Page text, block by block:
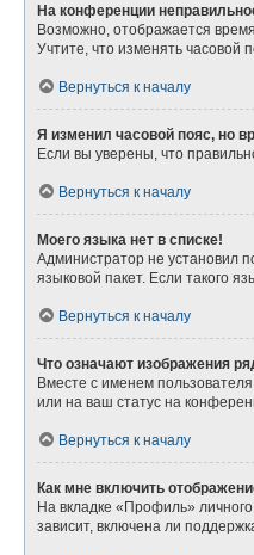
На конференции
Возможно, отображается
Учтите, что изменять часовой
Вернуться к началу
Я изменил часовой пояс, но
Если вы уверены, что
Вернуться к началу
Моего языка нет в списке!
Администратор не установил
языковой пакет. Если такого
Вернуться к началу
Что означают изображения
Вместе с именем
или на ваш статус на
Вернуться к началу
Как мне включить
На вкладке «Профиль»
зависит, включена ли